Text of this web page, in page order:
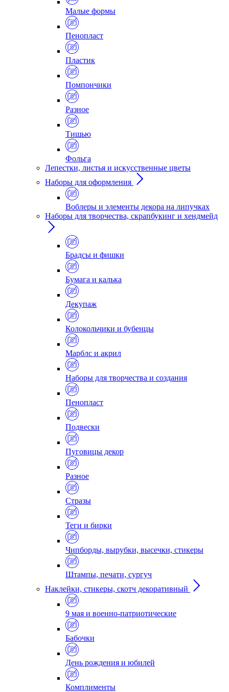
Малые формы
Пенопласт
Пластик
Помпончики
Разное
Тишью
Фольга
Лепестки, листья и искусственные цветы
Наборы для оформления
Воблеры и элементы декора на липучках
Наборы для творчества, скрапбукинг и хендмейд
Брадсы и фишки
Бумага и калька
Декупаж
Колокольчики и бубенцы
Марблс и акрил
Наборы для творчества и создания
Пенопласт
Подвески
Пуговицы декор
Разное
Стразы
Теги и бирки
Чипборды, вырубки, высечки, стикеры
Штампы, печати, сургуч
Наклейки, стикеры, скотч декоративный
9 мая и военно-патриотические
Бабочки
День рождения и юбилей
Комплименты